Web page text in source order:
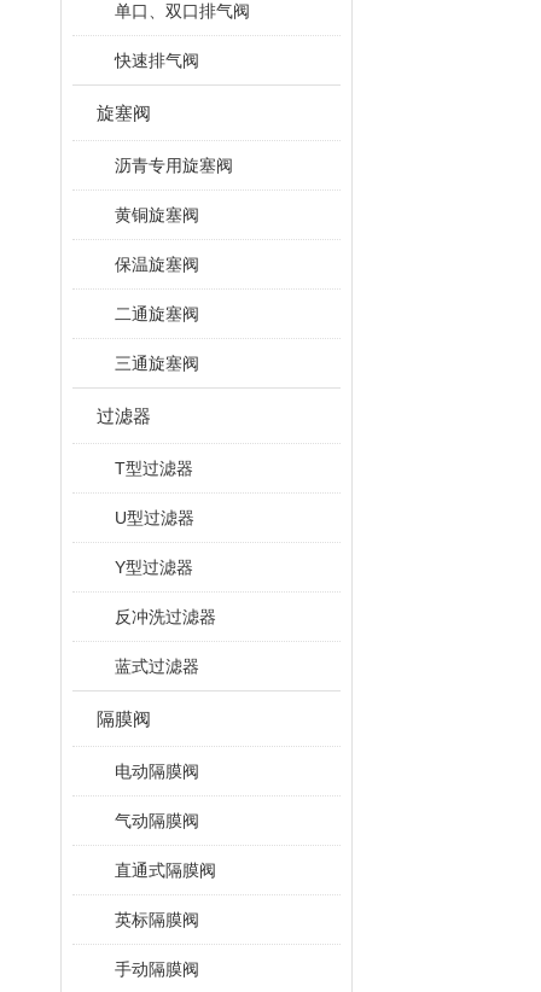
单口、双口排气阀
快速排气阀
旋塞阀
沥青专用旋塞阀
黄铜旋塞阀
保温旋塞阀
二通旋塞阀
三通旋塞阀
过滤器
T型过滤器
U型过滤器
Y型过滤器
反冲洗过滤器
蓝式过滤器
隔膜阀
电动隔膜阀
气动隔膜阀
直通式隔膜阀
英标隔膜阀
手动隔膜阀